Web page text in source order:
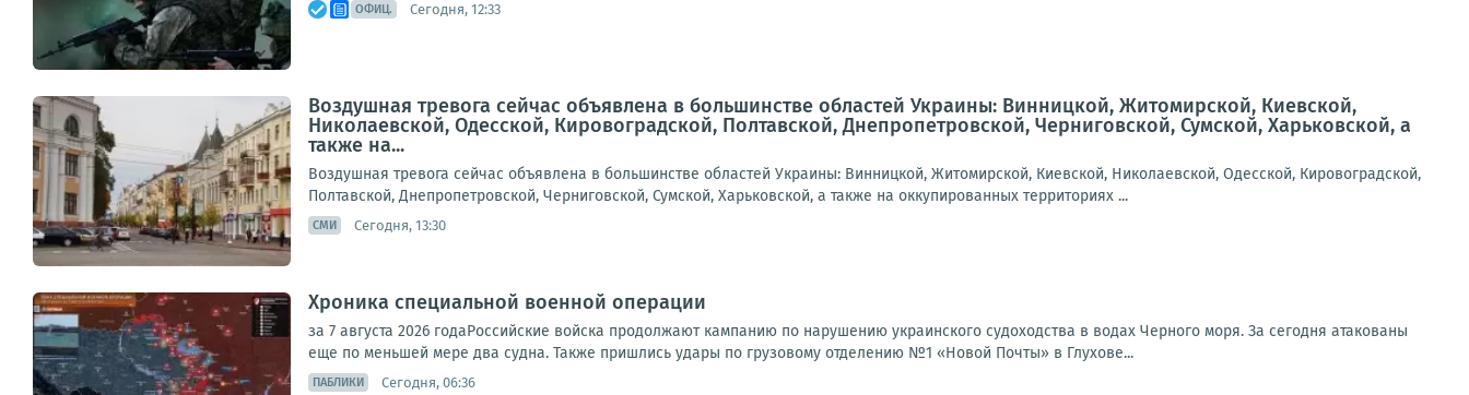
ОФИЦ. Сегодня, 12:33
Воздушная тревога сейчас объявлена в большинстве областей Украины: Винницкой, Житомирской, Киевской,
Николаевской, Одесской, Кировоградской, Полтавской, Днепропетровской, Черниговской, Сумской, Харьковской, а
также на...
Воздушная тревога сейчас объявлена в большинстве областей Украины: Винницкой, Житомирской, Киевской, Николаевской, Одесской, Кировоградской,
Полтавской, Днепропетровской, Черниговской, Сумской, Харьковской, а также на оккупированных территориях ...
СМИ Сегодня, 13:30
Хроника специальной военной операции
за 7 августа 2026 годаРоссийские войска продолжают кампанию по нарушению украинского судоходства в водах Черного моря. За сегодня атакованы
еще по меньшей мере два судна. Также пришлись удары по грузовому отделению №1 «Новой Почты» в Глухове...
ПАБЛИКИ Сегодня, 06:36